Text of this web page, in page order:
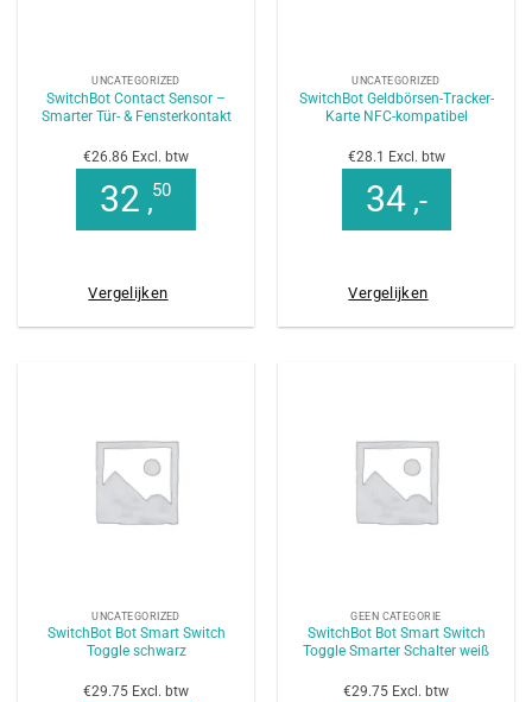
UNCATEGORIZED
SwitchBot Contact Sensor –
Smarter Tür- & Fensterkontakt
€26.86 Excl. btw
32 ,50
Vergelijken
UNCATEGORIZED
SwitchBot Geldbörsen-Tracker-
Karte NFC-kompatibel
€28.1 Excl. btw
34,-
Vergelijken
UNCATEGORIZED
SwitchBot Bot Smart Switch
Toggle schwarz
€29.75 Excl. btw
GEEN CATEGORIE
SwitchBot Bot Smart Switch
Toggle Smarter Schalter weiß
€29.75 Excl. btw